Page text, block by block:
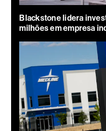
Blackstone lidera
milhões em empresa